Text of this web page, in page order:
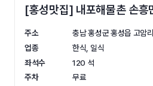
[홍성맛집] 내포해물촌 손흥
주소
충남 홍성군 홍성읍 고암
업종
한식, 일식
좌석수
120 석
주차
무료